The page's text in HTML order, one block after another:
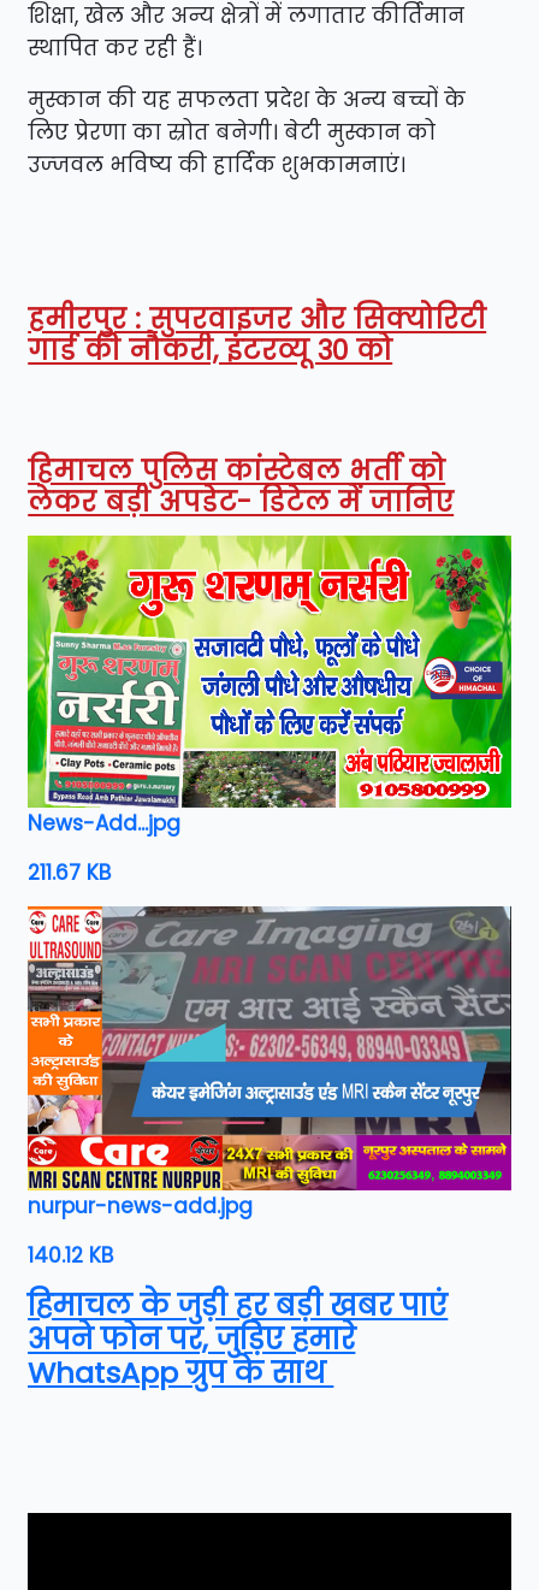
शिक्षा, खेल और अन्य क्षेत्रों में लगातार कीर्तिमान
स्थापित कर रही हैं।
मुस्कान की यह सफलता प्रदेश के अन्य बच्चों के
लिए प्रेरणा का स्रोत बनेगी। बेटी मुस्कान को
उज्जवल भविष्य की हार्दिक शुभकामनाएं।
हमीरपुर : सुपरवाइजर और सिक्योरिटी
गार्ड की नौकरी, इंटरव्यू 30 को
हिमाचल पुलिस कांस्टेबल भर्ती को
लेकर बड़ी अपडेट- डिटेल में जानिए
News-Add...jpg
211.67 KB
nurpur-news-add.jpg
140.12 KB
हिमाचल के जुड़ी हर बड़ी खबर पाएं
अपने फोन पर, जुड़िए हमारे
WhatsApp ग्रुप के साथ